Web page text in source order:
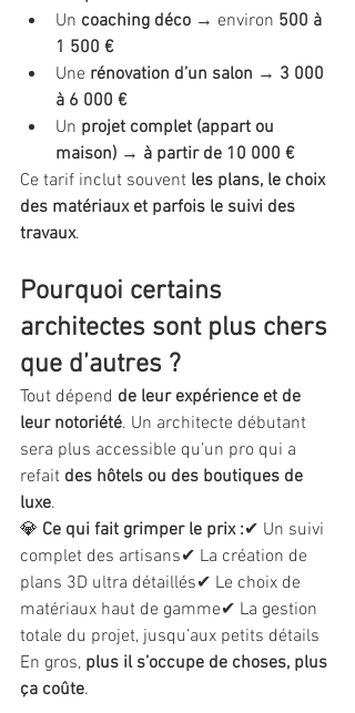
Un coaching déco → environ 500 à
1 500 €
Une rénovation d’un salon → 3 000
à 6 000 €
Un projet complet (appart ou
maison) → à partir de 10 000 €
Ce tarif inclut souvent les plans, le choix
des matériaux et parfois le suivi des
travaux.
Pourquoi certains
architectes sont plus chers
que d’autres ?
Tout dépend de leur expérience et de
leur notoriété. Un architecte débutant
sera plus accessible qu’un pro qui a
refait des hôtels ou des boutiques de
luxe.
💎 Ce qui fait grimper le prix :✔ Un suivi
complet des artisans✔ La création de
plans 3D ultra détaillés✔ Le choix de
matériaux haut de gamme✔ La gestion
totale du projet, jusqu’aux petits détails
En gros, plus il s’occupe de choses, plus
ça coûte.